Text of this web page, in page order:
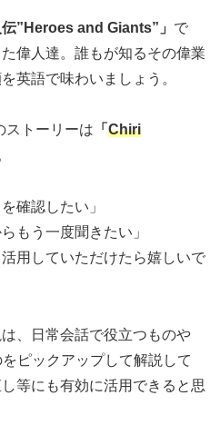
伝”Heroes and Giants”」 で
偉人達。誰もが知るその偉業
英語で味わいましょう。
ストーリーは 「 Chiri
確認したい」
もう一度聞きたい」
用していただけたら嬉しいで
、日常会話で役立つものや
ピックアップして解説して
等にも有効に活用できると思